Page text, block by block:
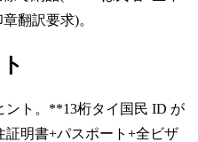
翻訳要求)。
ント。**13桁タイ国民 ID が
明書+パスポート+全ビザ